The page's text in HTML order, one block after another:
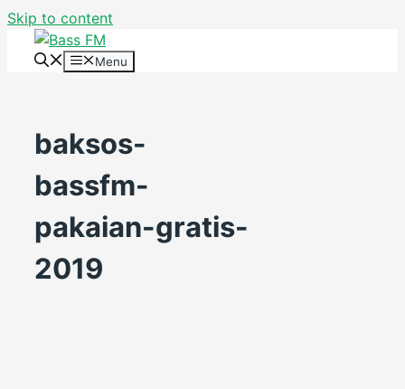
Skip to content
Menu
baksos-
bassfm-
pakaian-gratis-
2019